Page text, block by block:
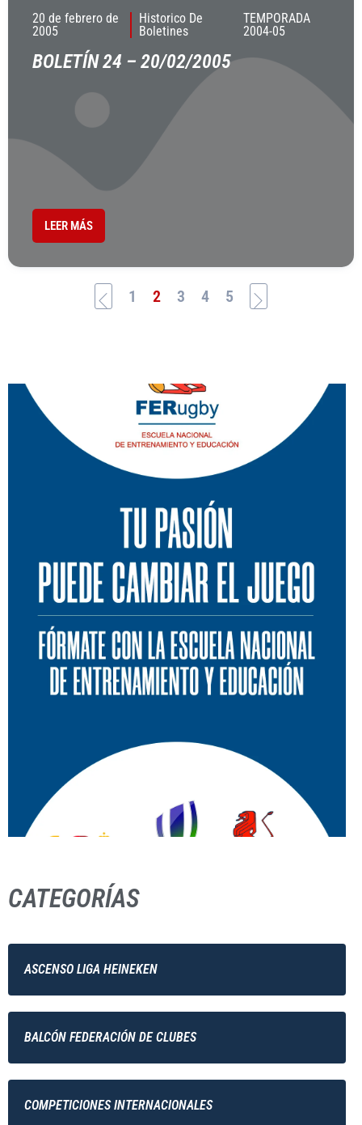
20 de febrero de
2005
Historico De
Boletines
TEMPORADA
2004-05
BOLETÍN 24 – 20/02/2005
LEER MÁS
1 2 3 4 5
CATEGORÍAS
ASCENSO LIGA HEINEKEN
BALCÓN FEDERACIÓN DE CLUBES
COMPETICIONES INTERNACIONALES